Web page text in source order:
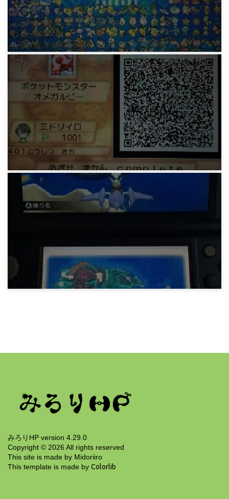
10年前
oras ホウエン図鑑完成まで
11年前
ゲーム
11年前
11年前
みろりHP version 4.29.0
Copyright © 2026 All rights reserved
This site is made by Midoriiro
This template is made by Colorlib